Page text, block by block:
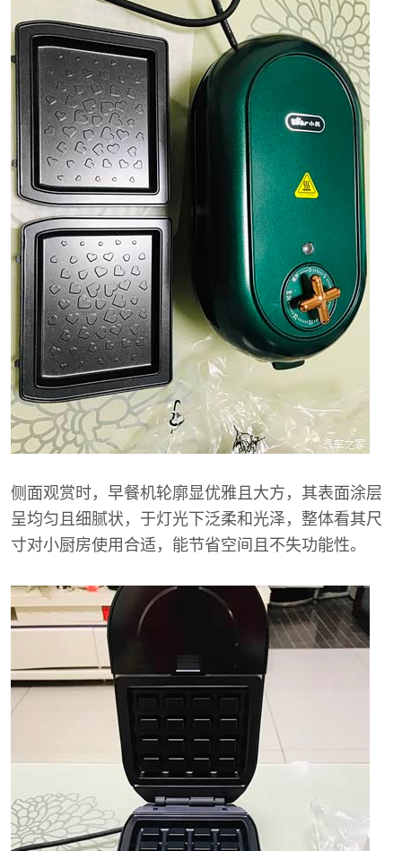
侧面观赏时，早餐机轮廓显优雅且大方，其表面涂层
呈均匀且细腻状，于灯光下泛柔和光泽，整体看其尺
寸对小厨房使用合适，能节省空间且不失功能性。